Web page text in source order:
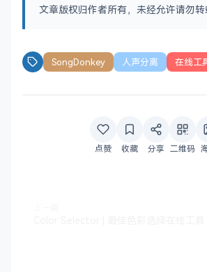
文章版权归作者所有，未经允许请勿转
SongDonkey 人声分离 在线工
点赞 收藏 分享 二维码